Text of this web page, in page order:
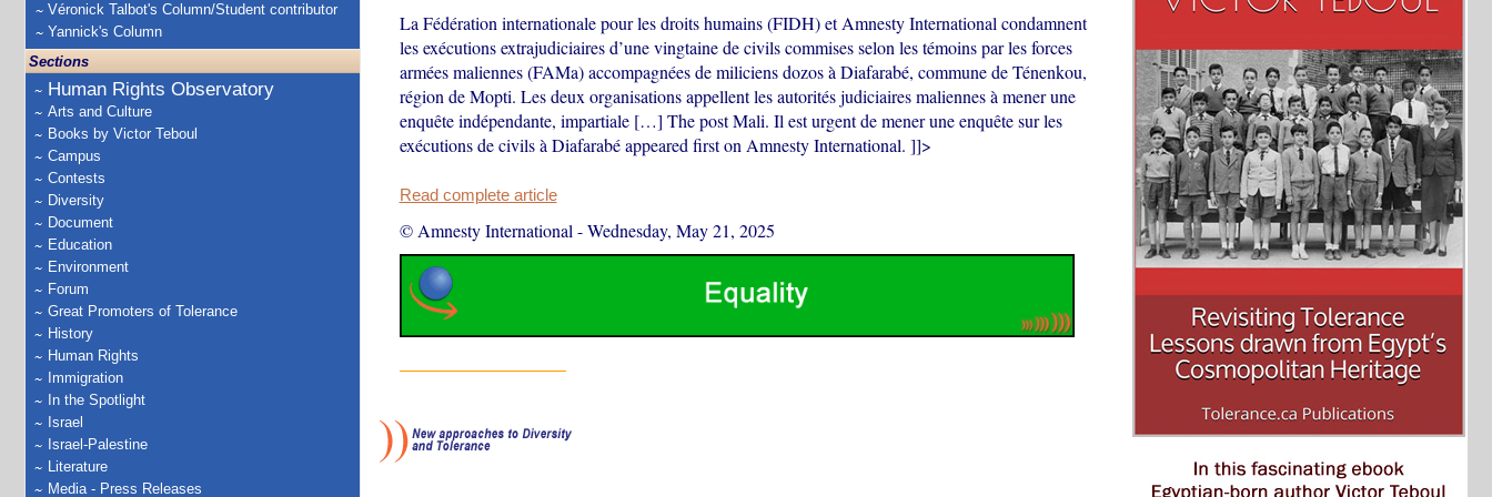
Véronick Talbot's Column/Student contributor
Yannick's Column
Sections
Human Rights Observatory
Arts and Culture
Books by Victor Teboul
Campus
Contests
Diversity
Document
Education
Environment
Forum
Great Promoters of Tolerance
History
Human Rights
Immigration
In the Spotlight
Israel
Israel-Palestine
Literature
Media - Press Releases
La Fédération internationale pour les droits humains (FIDH) et Amnesty International condamnent
les exécutions extrajudiciaires d’une vingtaine de civils commises selon les témoins par les forces
armées maliennes (FAMa) accompagnées de miliciens dozos à Diafarabé, commune de Ténenkou,
région de Mopti. Les deux organisations appellent les autorités judiciaires maliennes à mener une
enquête indépendante, impartiale […] The post Mali. Il est urgent de mener une enquête sur les
exécutions de civils à Diafarabé appeared first on Amnesty International. ]]>
Read complete article
© Amnesty International -Wednesday, May 21, 2025